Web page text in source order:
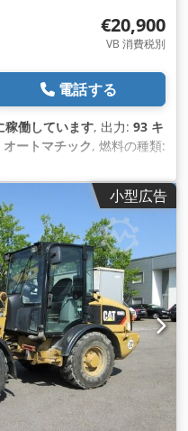
€20,900
VB 消費税別
電話する
稼働しています, 出力: 93 キ
オートマチック, 燃料の種類:
キログラム）
構成:4x4, 初回登録:
17,762 h ディーゼル,
小型広告